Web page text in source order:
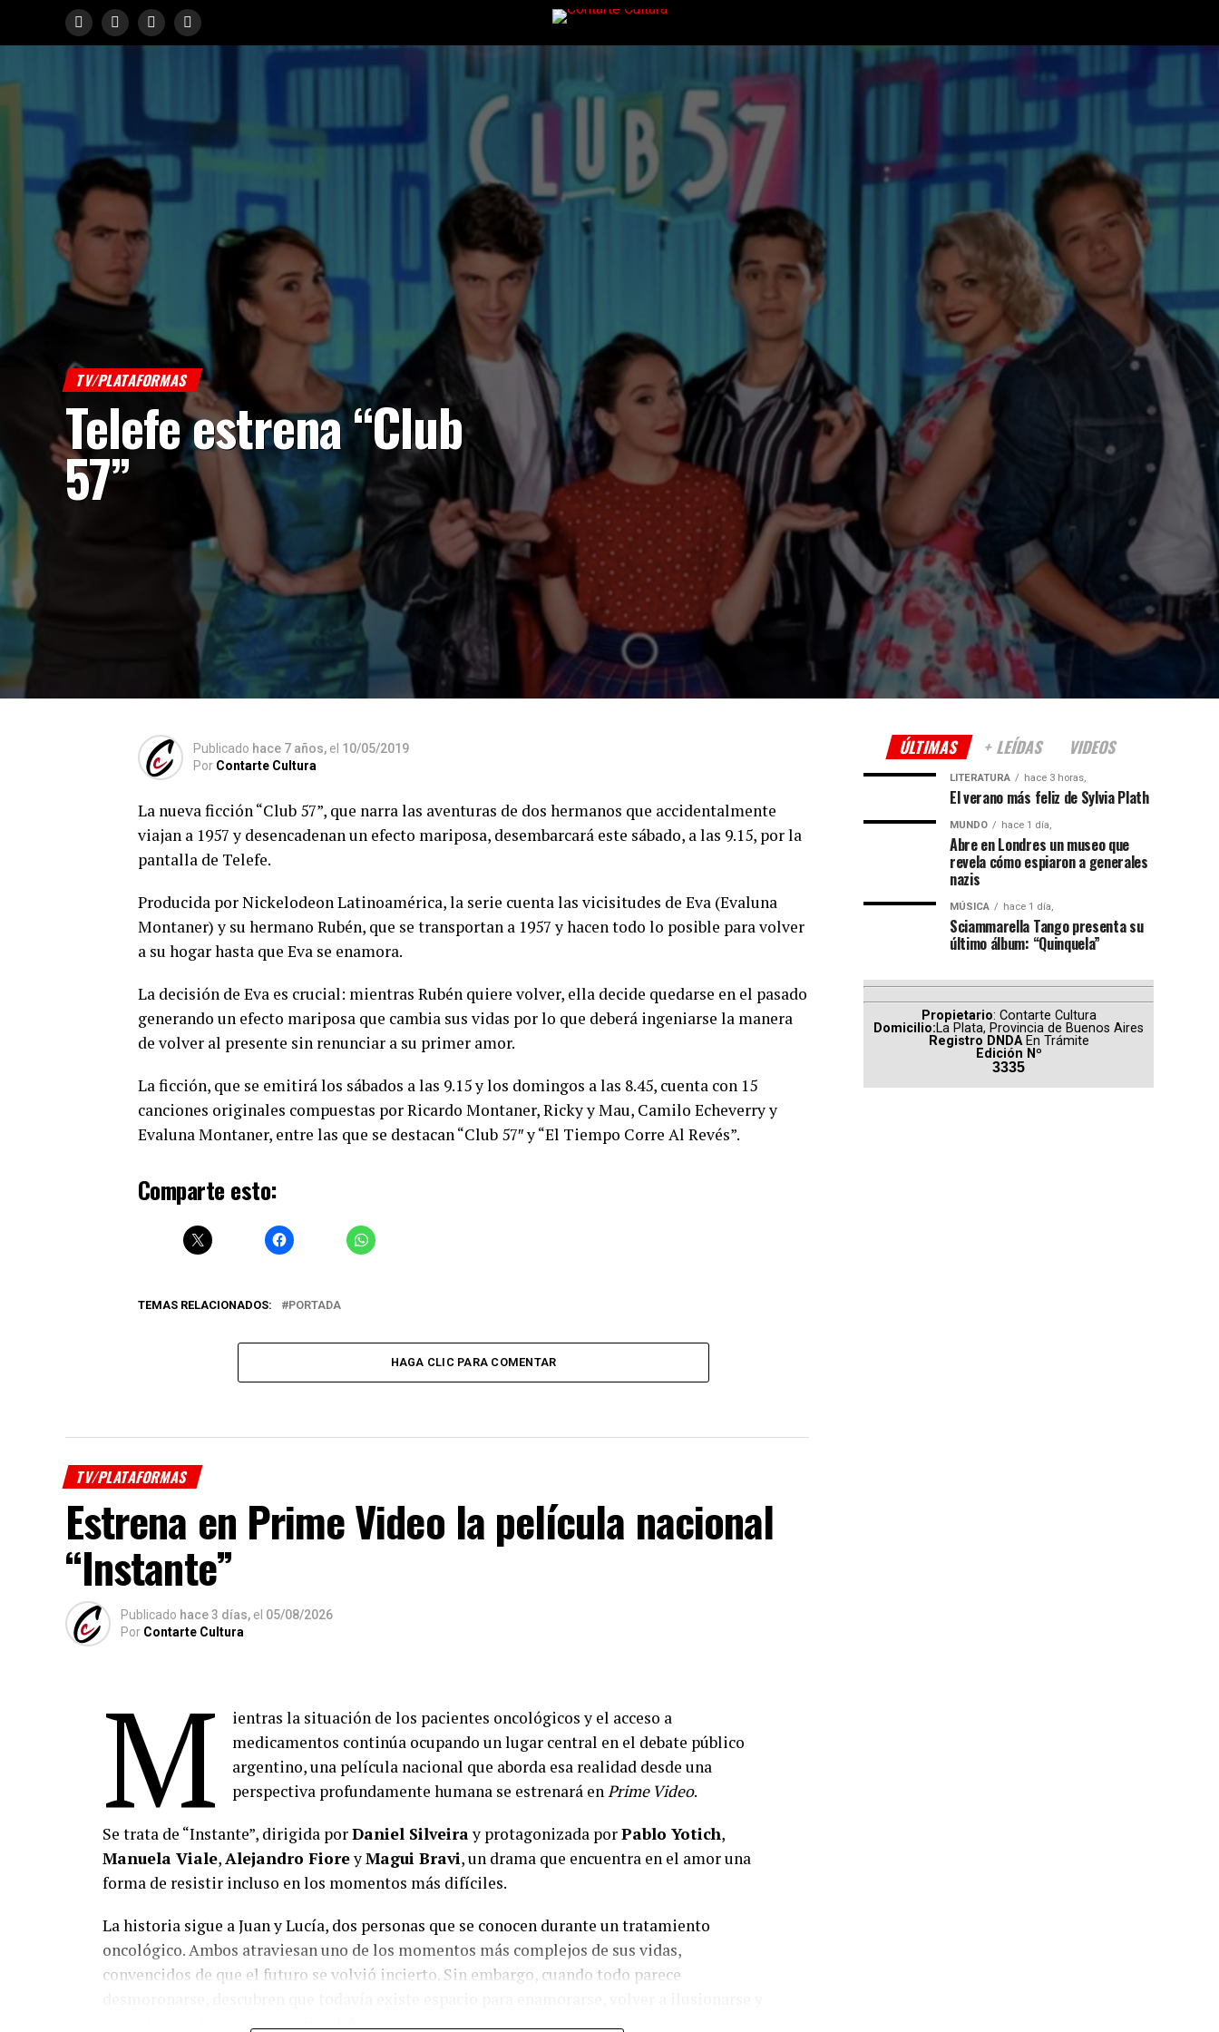
TV/PLATAFORMAS
Telefe estrena “Club
57”
Publicado hace 7 años, el 10/05/2019
Por Contarte Cultura
La nueva ficción “Club 57”, que narra las aventuras de dos hermanos que accidentalmente
viajan a 1957 y desencadenan un efecto mariposa, desembarcará este sábado, a las 9.15, por la
pantalla de Telefe.
Producida por Nickelodeon Latinoamérica, la serie cuenta las vicisitudes de Eva (Evaluna
Montaner) y su hermano Rubén, que se transportan a 1957 y hacen todo lo posible para volver
a su hogar hasta que Eva se enamora.
La decisión de Eva es crucial: mientras Rubén quiere volver, ella decide quedarse en el pasado
generando un efecto mariposa que cambia sus vidas por lo que deberá ingeniarse la manera
de volver al presente sin renunciar a su primer amor.
La ficción, que se emitirá los sábados a las 9.15 y los domingos a las 8.45, cuenta con 15
canciones originales compuestas por Ricardo Montaner, Ricky y Mau, Camilo Echeverry y
Evaluna Montaner, entre las que se destacan “Club 57″ y “El Tiempo Corre Al Revés”.
Comparte esto:
TEMAS RELACIONADOS: PORTADA
HAGA CLIC PARA COMENTAR
TV/PLATAFORMAS
Estrena en Prime Video la película nacional
“Instante”
Publicado hace 3 días, el 05/08/2026
Por Contarte Cultura
M
ientras la situación de los pacientes oncológicos y el acceso a
medicamentos continúa ocupando un lugar central en el debate público
argentino, una película nacional que aborda esa realidad desde una
perspectiva profundamente humana se estrenará enPrime Video.
Se trata de “Instante”, dirigida porDaniel Silveiray protagonizada porPablo Yotich,
Manuela Viale,Alejandro FioreyMagui Bravi, un drama que encuentra en el amor una
forma de resistir incluso en los momentos más difíciles.
La historia sigue a Juan y Lucía, dos personas que se conocen durante un tratamiento
oncológico. Ambos atraviesan uno de los momentos más complejos de sus vidas,
convencidos de que el futuro se volvió incierto. Sin embargo, cuando todo parece
encontrar motivos para seguir adelante.
ÚLTIMAS + LEÍDAS VIDEOS
LITERATURA hace 3 horas,
El verano más feliz de Sylvia Plath
MUNDO hace 1 día,
Abre en Londres un museo que
revela cómo espiaron a generales
nazis
MÚSICA hace 1 día,
Sciammarella Tango presenta su
último álbum: “Quinquela”
Propietario: Contarte Cultura
Domicilio:La Plata, Provincia de Buenos Aires
Registro DNDA En Trámite
Edición Nº
3335